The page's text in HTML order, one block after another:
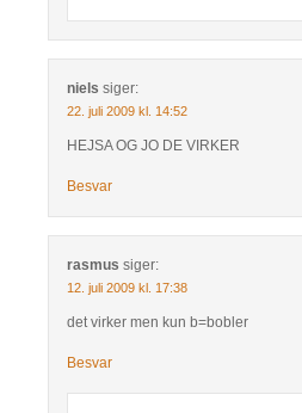
niels siger:
22. juli 2009 kl. 14:52
HEJSA OG JO DE VIRKER
Besvar
rasmus siger:
12. juli 2009 kl. 17:38
det virker men kun b=bobler
Besvar